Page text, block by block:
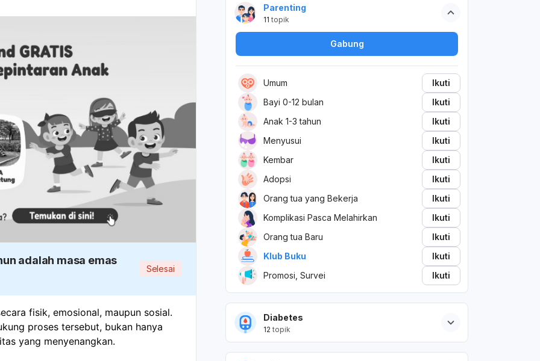
Selesai
adalah masa emas
fisik, emosional, maupun sosial.
proses tersebut, bukan hanya
yang menyenangkan.
Parenting
11 topik
Gabung
Umum
Ikuti
Bayi 0-12 bulan
Ikuti
Anak 1-3 tahun
Ikuti
Menyusui
Ikuti
Kembar
Ikuti
Adopsi
Ikuti
Orang tua yang Bekerja
Ikuti
Komplikasi Pasca Melahirkan
Ikuti
Orang tua Baru
Ikuti
Klub Buku
Ikuti
Promosi, Survei
Ikuti
Diabetes
12 topik